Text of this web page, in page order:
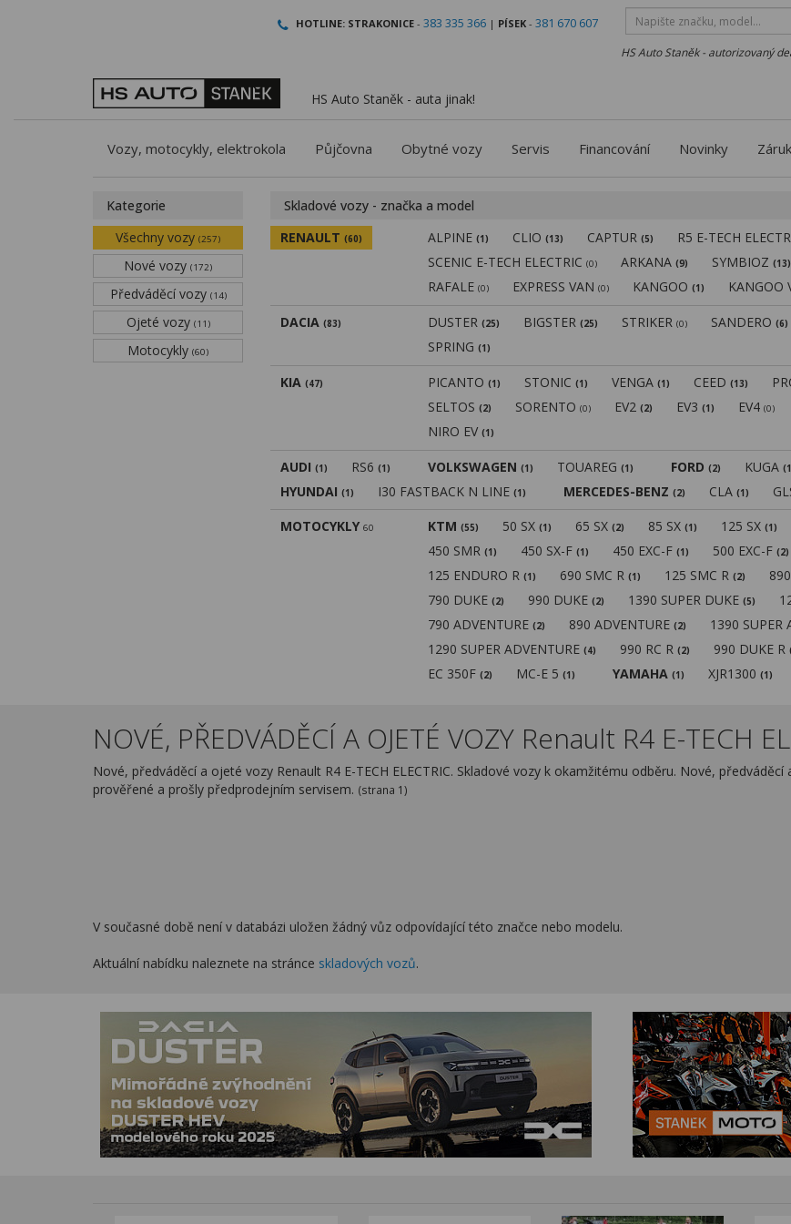
HOTLINE: STRAKONICE - 383 335 366 | PÍSEK - 381 670 607
HS Auto Staněk - autorizovaný
HS Auto Staněk - auta jinak!
Vozy, motocykly, elektrokola Půjčovna Obytné vozy Servis Financování Novinky
Kategorie
Všechny vozy (257)
Nové vozy (172)
Předváděcí vozy (14)
Ojeté vozy (11)
Motocykly (60)
Skladové vozy - značka a model
RENAULT (60) ALPINE(1) CLIO(13) CAPTUR(5) R5 E-TECH
SCENIC E-TECH ELECTRIC(0) ARKANA(9) SYMBIOZ(13)
RAFALE(0) EXPRESS VAN(0) KANGOO(1) KANGOO
DACIA (83) DUSTER(25) BIGSTER(25) STRIKER(0) SANDERO(6)
SPRING(1)
KIA (47) PICANTO(1) STONIC(1) VENGA(1) CEED(13)
SELTOS(2) SORENTO(0) EV2(2) EV3(1) EV4(0)
NIRO EV(1)
AUDI (1) RS6 (1) VOLKSWAGEN (1) TOUAREG (1) FORD (2) KUGA
HYUNDAI (1) I30 FASTBACK N LINE (1) MERCEDES-BENZ (2) CLA (1)
MOTOCYKLY 60 KTM (55) 50 SX(1) 65 SX(2) 85 SX(1) 125 SX(1)
450 SMR(1) 450 SX-F(1) 450 EXC-F(1) 500 EXC-F(2)
125 ENDURO R(1) 690 SMC R(1) 125 SMC R(2)
790 DUKE(2) 990 DUKE(2) 1390 SUPER DUKE(5)
790 ADVENTURE(2) 890 ADVENTURE(2) 1390 SUPER
1290 SUPER ADVENTURE(4) 990 RC R(2) 990 DUKE R
EC 350F(2) MC-E 5(1) YAMAHA (1) XJR1300(1)
NOVÉ, PŘEDVÁDĚCÍ A OJETÉ VOZY Renault R4 E-TECH
Nové, předváděcí a ojeté vozy Renault R4 E-TECH ELECTRIC. Skladové vozy k okamžitému odběru. Nové, předváděcí
prověřené a prošly předprodejním servisem. (strana 1)
V současné době není v databázi uložen žádný vůz odpovídající této značce nebo modelu.
Aktuální nabídku naleznete na stránce skladových vozů.